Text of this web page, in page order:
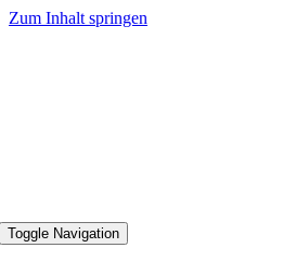
Zum Inhalt springen
Toggle Navigation